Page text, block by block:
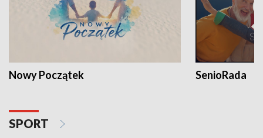
Nowy Początek SenioRada
SPORT